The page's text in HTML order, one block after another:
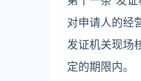
对申请人的经
发证机关现场
定的期限内。